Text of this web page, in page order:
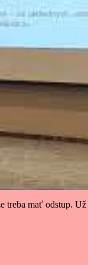
treba mať odstup.